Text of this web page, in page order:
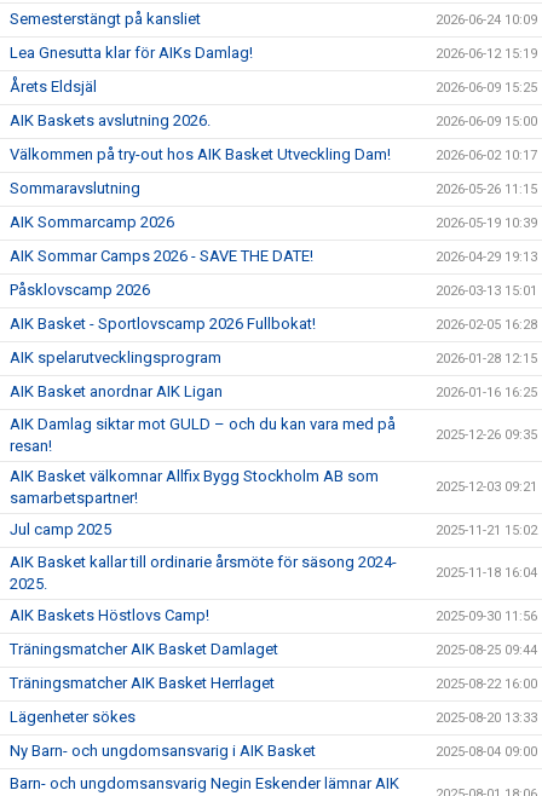
Semesterstängt på kansliet 2026-06-24 10:09
Lea Gnesutta klar för AIKs Damlag! 2026-06-12 15:19
Årets Eldsjäl 2026-06-09 15:25
AIK Baskets avslutning 2026. 2026-06-09 15:00
Välkommen på try-out hos AIK Basket Utveckling Dam! 2026-06-02 10:17
Sommaravslutning 2026-05-26 11:15
AIK Sommarcamp 2026 2026-05-19 10:39
AIK Sommar Camps 2026 - SAVE THE DATE! 2026-04-29 19:13
Påsklovscamp 2026 2026-03-13 15:01
AIK Basket - Sportlovscamp 2026 Fullbokat! 2026-02-05 16:28
AIK spelarutvecklingsprogram 2026-01-28 12:15
AIK Basket anordnar AIK Ligan 2026-01-16 16:25
AIK Damlag siktar mot GULD – och du kan vara med på
resan!
2025-12-26 09:35
AIK Basket välkomnar Allfix Bygg Stockholm AB som
samarbetspartner!
2025-12-03 09:21
Jul camp 2025 2025-11-21 15:02
AIK Basket kallar till ordinarie årsmöte för säsong 2024-
2025.
2025-11-18 16:04
AIK Baskets Höstlovs Camp! 2025-09-30 11:56
Träningsmatcher AIK Basket Damlaget 2025-08-25 09:44
Träningsmatcher AIK Basket Herrlaget 2025-08-22 16:00
Lägenheter sökes 2025-08-20 13:33
Ny Barn- och ungdomsansvarig i AIK Basket 2025-08-04 09:00
Barn- och ungdomsansvarig Negin Eskender lämnar AIK